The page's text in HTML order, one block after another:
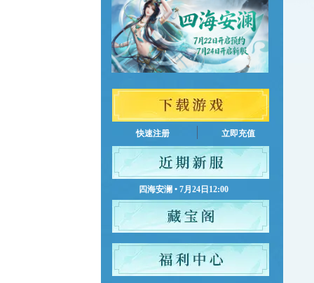
快速注册 立即充值
四海安澜 • 7月24日12:00